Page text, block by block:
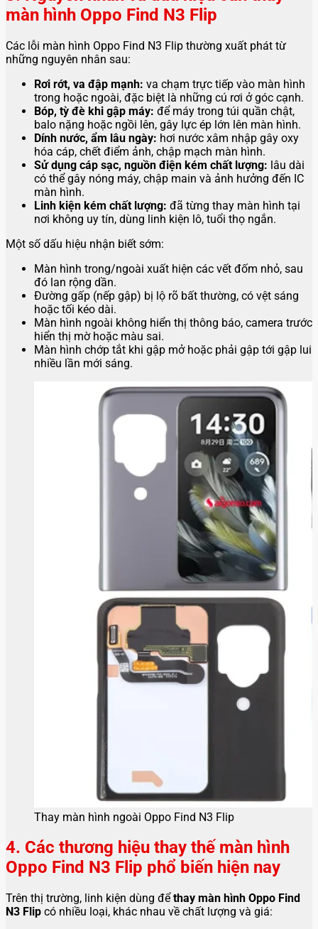
màn hình Oppo Find N3 Flip
Các lỗi màn hình Oppo Find N3 Flip thường xuất phát từ
những nguyên nhân sau:
Rơi rớt, va đập mạnh: va chạm trực tiếp vào màn hình
trong hoặc ngoài, đặc biệt là những cú rơi ở góc cạnh.
Bóp, tỳ đè khi gập máy: để máy trong túi quần chật,
balo nặng hoặc ngồi lên, gây lực ép lớn lên màn hình.
Dính nước, ẩm lâu ngày: hơi nước xâm nhập gây oxy
hóa cáp, chết điểm ảnh, chập mạch màn hình.
Sử dụng cáp sạc, nguồn điện kém chất lượng: lâu dài
có thể gây nóng máy, chập main và ảnh hưởng đến IC
màn hình.
Linh kiện kém chất lượng: đã từng thay màn hình tại
nơi không uy tín, dùng linh kiện lô, tuổi thọ ngắn.
Một số dấu hiệu nhận biết sớm:
Màn hình trong/ngoài xuất hiện các vết đốm nhỏ, sau
đó lan rộng dần.
Đường gấp (nếp gập) bị lộ rõ bất thường, có vệt sáng
hoặc tối kéo dài.
Màn hình ngoài không hiển thị thông báo, camera trước
hiển thị mờ hoặc màu sai.
Màn hình chớp tắt khi gập mở hoặc phải gập tới gập lui
nhiều lần mới sáng.
Thay màn hình ngoài Oppo Find N3 Flip
4. Các thương hiệu thay thế màn hình
Oppo Find N3 Flip phổ biến hiện nay
Trên thị trường, linh kiện dùng để thay màn hình Oppo Find
N3 Flip có nhiều loại, khác nhau về chất lượng và giá: